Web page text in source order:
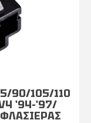
90/105/110
'94-'97/
ΦΛΑΣΙΕΡΑΣ